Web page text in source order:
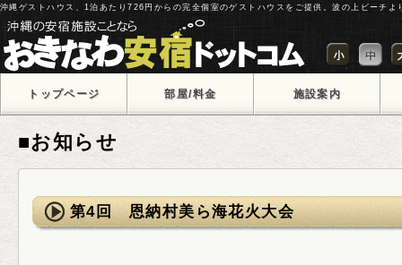
沖縄ゲストハウス、1泊あたり726円からの完全個室のゲストハウスをご提供。波の上ビーチ
トップページ 部屋/料金 施設案内
■お知らせ
第4回 恩納村美ら海花火大会